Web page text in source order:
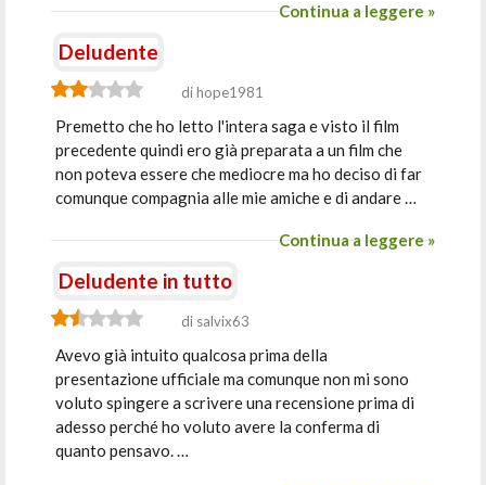
Continua a leggere »
Deludente
di hope1981
Premetto che ho letto l'intera saga e visto il film
precedente quindi ero già preparata a un film che
non poteva essere che mediocre ma ho deciso di far
comunque compagnia alle mie amiche e di andare …
Continua a leggere »
Deludente in tutto
di salvix63
Avevo già intuito qualcosa prima della
presentazione ufficiale ma comunque non mi sono
voluto spingere a scrivere una recensione prima di
adesso perché ho voluto avere la conferma di
quanto pensavo. …